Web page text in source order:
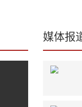
媒体报